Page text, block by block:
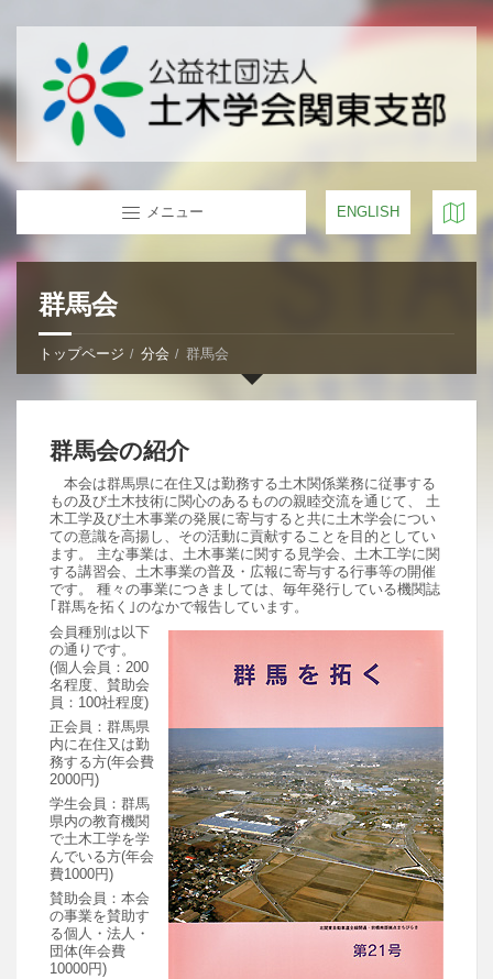
メニュー ENGLISH
群馬会
トップページ 分会 群馬会
群馬会の紹介
本会は群馬県に在住又は勤務する土木関係業務に従事する
もの及び土木技術に関心のあるものの親睦交流を通じて、 土
木工学及び土木事業の発展に寄与すると共に土木学会につい
ての意識を高揚し、その活動に貢献することを目的としてい
ます。 主な事業は、土木事業に関する見学会、土木工学に関
する講習会、土木事業の普及・広報に寄与する行事等の開催
です。 種々の事業につきましては、毎年発行している機関誌
｢群馬を拓く｣のなかで報告しています。
会員種別は以下
の通りです。
(個人会員：200
名程度、賛助会
員：100社程度)
正会員：群馬県
内に在住又は勤
務する方(年会費
2000円)
学生会員：群馬
県内の教育機関
で土木工学を学
んでいる方(年会
費1000円)
賛助会員：本会
の事業を賛助す
る個人・法人・
団体(年会費
10000円)